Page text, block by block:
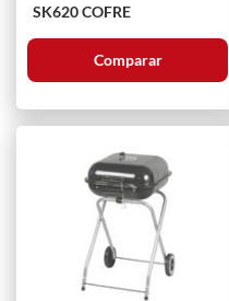
SK620 COFRE
Comparar